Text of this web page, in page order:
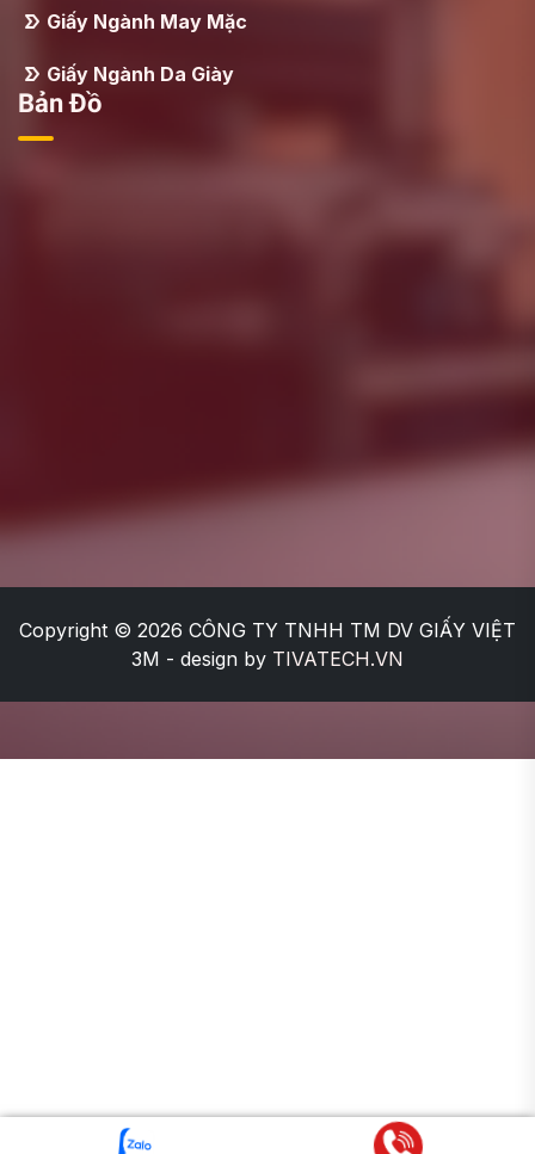
Giấy Ngành May Mặc
Giấy Ngành Da Giày
Bản Đồ
Copyright © 2026 CÔNG TY TNHH TM DV GIẤY VIỆT
3M - design by TIVATECH.VN